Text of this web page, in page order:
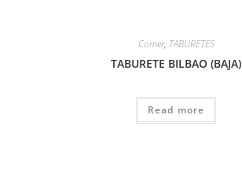
Comer, TABURETES
TABURETE BILBAO (BAJA)
Read more